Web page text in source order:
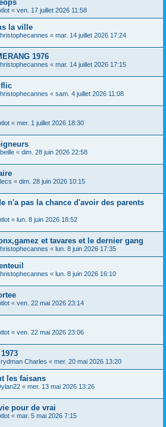
« ven. 17 juillet 2026 11:58
la ville
« mar. 14 juillet 2026 17:24
1976
« mar. 14 juillet 2026 17:15
flic
« sam. 4 juillet 2026 11:08
« mer. 1 juillet 2026 18:30
« dim. 28 juin 2026 22:58
« dim. 28 juin 2026 10:15
n'a pas la chance d'avoir des parents
« lun. 8 juin 2026 18:52
et tavares et le dernier gang
« lun. 8 juin 2026 17:35
« lun. 8 juin 2026 16:10
« ven. 22 mai 2026 23:14
« ven. 22 mai 2026 23:06
Charles « mer. 20 mai 2026 13:20
les faisans
« mer. 13 mai 2026 13:26
pour de vrai
« mar. 5 mai 2026 7:15